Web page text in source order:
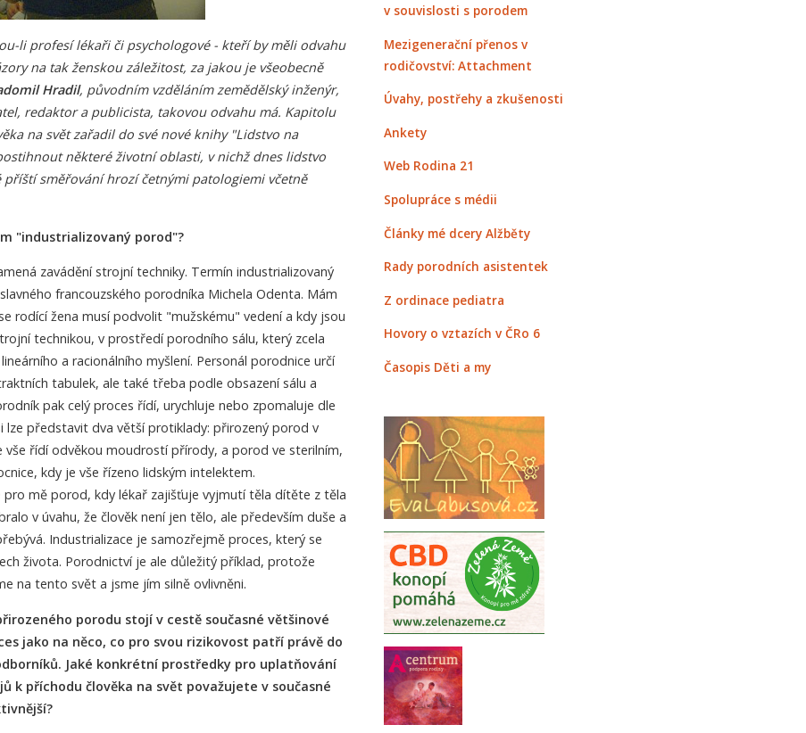
li profesí lékaři či psychologové - kteří by měli odvahu
na tak ženskou záležitost, za jakou je všeobecně
Hradil, původním vzděláním zemědělský inženýr,
redaktor a publicista, takovou odvahu má. Kapitolu
na svět zařadil do své nové knihy "Lidstvo na
některé životní oblasti, v nichž dnes lidstvo
příští směřování hrozí četnými patologiemi včetně
"industrializovaný porod"?
zavádění strojní techniky. Termín industrializovaný
francouzského porodníka Michela Odenta. Mám
rodící žena musí podvolit "mužskému" vedení a kdy jsou
technikou, v prostředí porodního sálu, který zcela
a racionálního myšlení. Personál porodnice určí
tabulek, ale také třeba podle obsazení sálu a
pak celý proces řídí, urychluje nebo zpomaluje dle
lze představit dva větší protiklady: přirozený porod v
řídí odvěkou moudrostí přírody, a porod ve sterilním,
kdy je vše řízeno lidským intelektem.
mě porod, kdy lékař zajišťuje vyjmutí těla dítěte z těla
v úvahu, že člověk není jen tělo, ale především duše a
Industrializace je samozřejmě proces, který se
života. Porodnictví je ale důležitý příklad, protože
na tento svět a jsme jím silně ovlivněni.
porodu stojí v cestě současné většinové
jako na něco, co pro svou rizikovost patří právě do
Jaké konkrétní prostředky pro uplatňování
k příchodu člověka na svět považujete v současné
v souvislosti s porodem
Mezigenerační přenos v
rodičovství: Attachment
Úvahy, postřehy a zkušenosti
Ankety
Web Rodina 21
Spolupráce s médii
Články mé dcery Alžběty
Rady porodních asistentek
Z ordinace pediatra
Hovory o vztazích v ČRo 6
Časopis Děti a my